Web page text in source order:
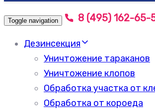
Toggle navigation 8 (495) 162-65-
Дезинсекция
Уничтожение тараканов
Уничтожение клопов
Обработка участка от
Обработка от короеда